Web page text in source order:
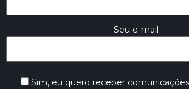
Seu e-mail
Sim, eu quero receber